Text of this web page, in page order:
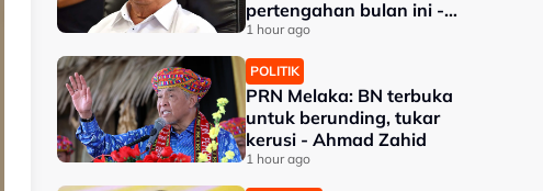
pertengahan bulan ini -
Mohamad
1 hour ago
POLITIK
PRN Melaka: BN terbuka
untuk berunding, tukar
kerusi - Ahmad Zahid
1 hour ago